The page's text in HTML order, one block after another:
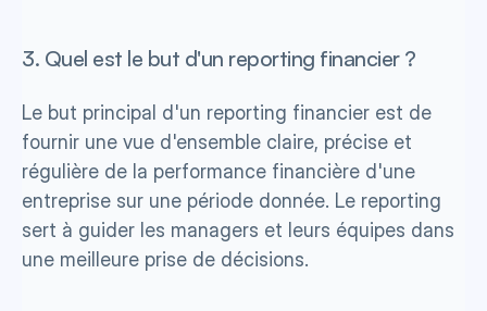
3. Quel est le but d'un reporting financier ?
Le but principal d'un reporting financier est de
fournir une vue d'ensemble claire, précise et
régulière de la performance financière d'une
entreprise sur une période donnée. Le reporting
sert à guider les managers et leurs équipes dans
une meilleure prise de décisions.